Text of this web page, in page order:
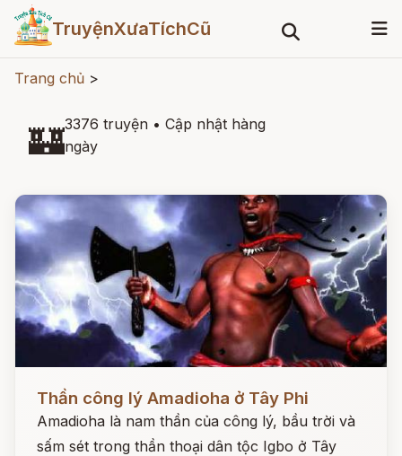
TruyệnXưaTíchCũ
Trang chủ >
🏰3376 truyện • Cập nhật hàng
ngày
Đọc ngay
Thần công lý Amadioha ở Tây Phi
Amadioha là nam thần của công lý, bầu trời và
sấm sét trong thần thoại dân tộc Igbo ở Tây